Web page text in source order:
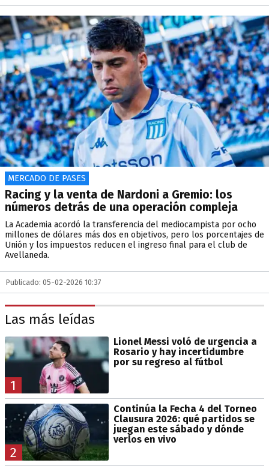
MERCADO DE PASES
Racing y la venta de Nardoni a Gremio: los
números detrás de una operación compleja
La Academia acordó la transferencia del mediocampista por ocho
millones de dólares más dos en objetivos, pero los porcentajes de
Unión y los impuestos reducen el ingreso final para el club de
Avellaneda.
Publicado: 05-02-2026 10:37
Las más leídas
1
Lionel Messi voló de urgencia a
Rosario y hay incertidumbre
por su regreso al fútbol
2
Continúa la Fecha 4 del Torneo
Clausura 2026: qué partidos se
juegan este sábado y dónde
verlos en vivo